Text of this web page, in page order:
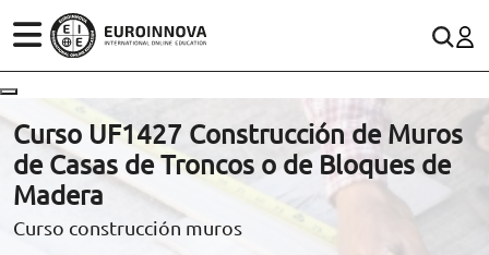
ÁREAS
ESTUDIOS
CONOCE EUROINNOVA
(+34)958 050 200(gratuito en España)
900 831 200
Curso UF1427 Construcción de Muros
de Casas de Troncos o de Bloques de
Madera
Curso construcción muros